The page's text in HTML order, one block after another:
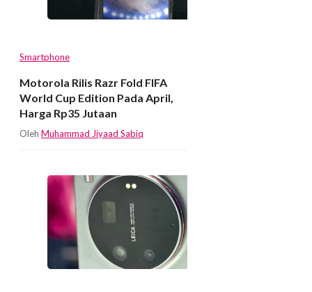
Smartphone
Motorola Rilis Razr Fold FIFA
World Cup Edition Pada April,
Harga Rp35 Jutaan
Oleh Muhammad Jiyaad Sabiq